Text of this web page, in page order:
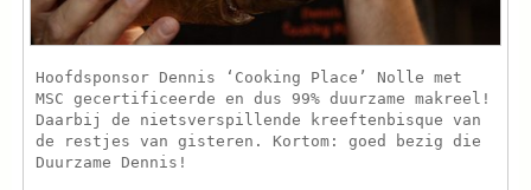
Hoofdsponsor Dennis ‘Cooking Place’ Nolle met
MSC gecertificeerde en dus 99% duurzame makreel!
Daarbij de nietsverspillende kreeftenbisque van
de restjes van gisteren. Kortom: goed bezig die
Duurzame Dennis!